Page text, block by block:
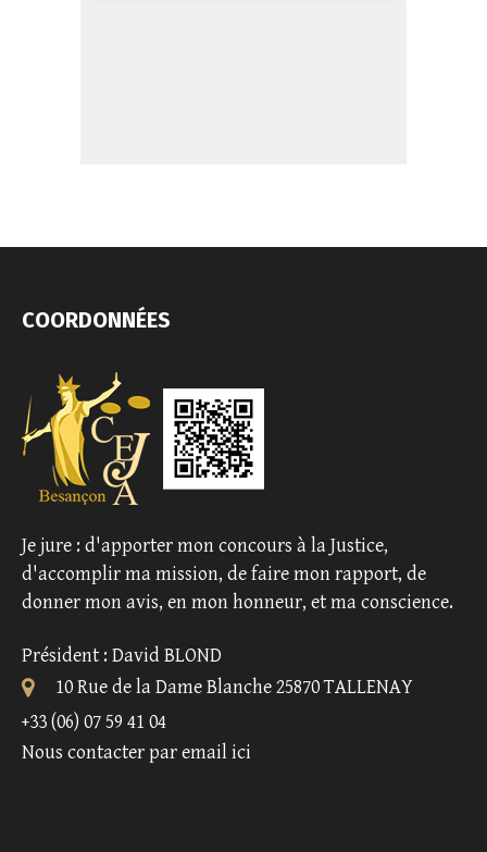
COORDONNÉES
Je jure : d'apporter mon concours à la Justice,
d'accomplir ma mission, de faire mon rapport, de
donner mon avis, en mon honneur, et ma conscience.
Président : David BLOND
10 Rue de la Dame Blanche 25870 TALLENAY
+33 (06) 07 59 41 04
Nous contacter par email ici